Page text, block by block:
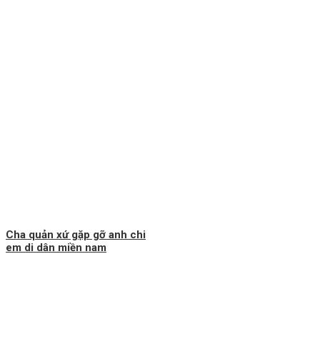
Cha quản xứ gặp gỡ anh chi
em di dân miền nam